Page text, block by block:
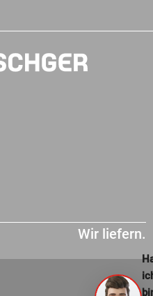
Wir liefern.